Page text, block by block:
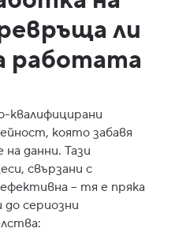
ли
работата
квалифицирани
която забавя
данни. Тази
свързани с
– тя е пряка
до сериозни